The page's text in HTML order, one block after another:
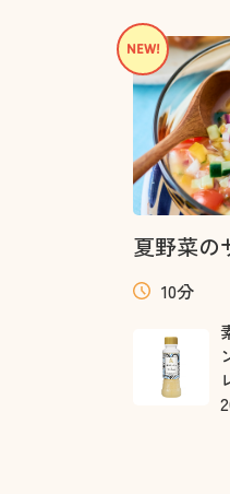
夏野菜の
10分